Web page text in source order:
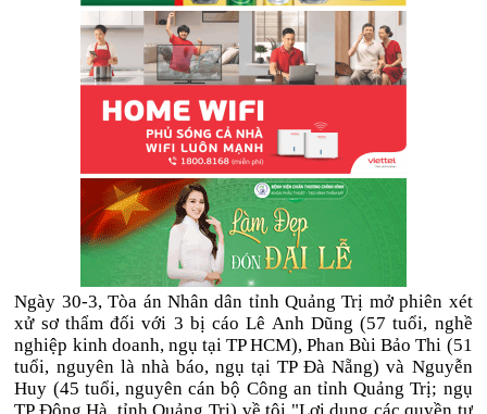
Ngày 30-3, Tòa án Nhân dân tỉnh Quảng Trị mở phiên xét
xử sơ thẩm đối với 3 bị cáo Lê Anh Dũng (57 tuổi, nghề
nghiệp kinh doanh, ngụ tại TP HCM), Phan Bùi Bảo Thi (51
tuổi, nguyên là nhà báo, ngụ tại TP Đà Nẵng) và Nguyễn
Huy (45 tuổi, nguyên cán bộ Công an tỉnh Quảng Trị; ngụ